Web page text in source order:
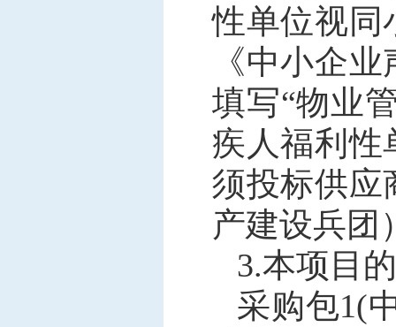
性单位视同
《中小企
填写“物业
疾人福利性
须投标供应
产建设兵团
3.本项目
采购包1(